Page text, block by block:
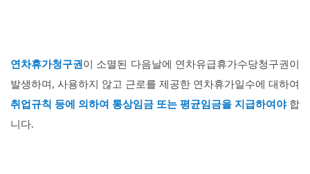
연차휴가청구권이 소멸된 다음날에 연차유급휴가수당청구권이
발생하며, 사용하지 않고 근로를 제공한 연차휴가일수에 대하여
취업규칙 등에 의하여 통상임금 또는 평균임금을 지급하여야 합
니다.